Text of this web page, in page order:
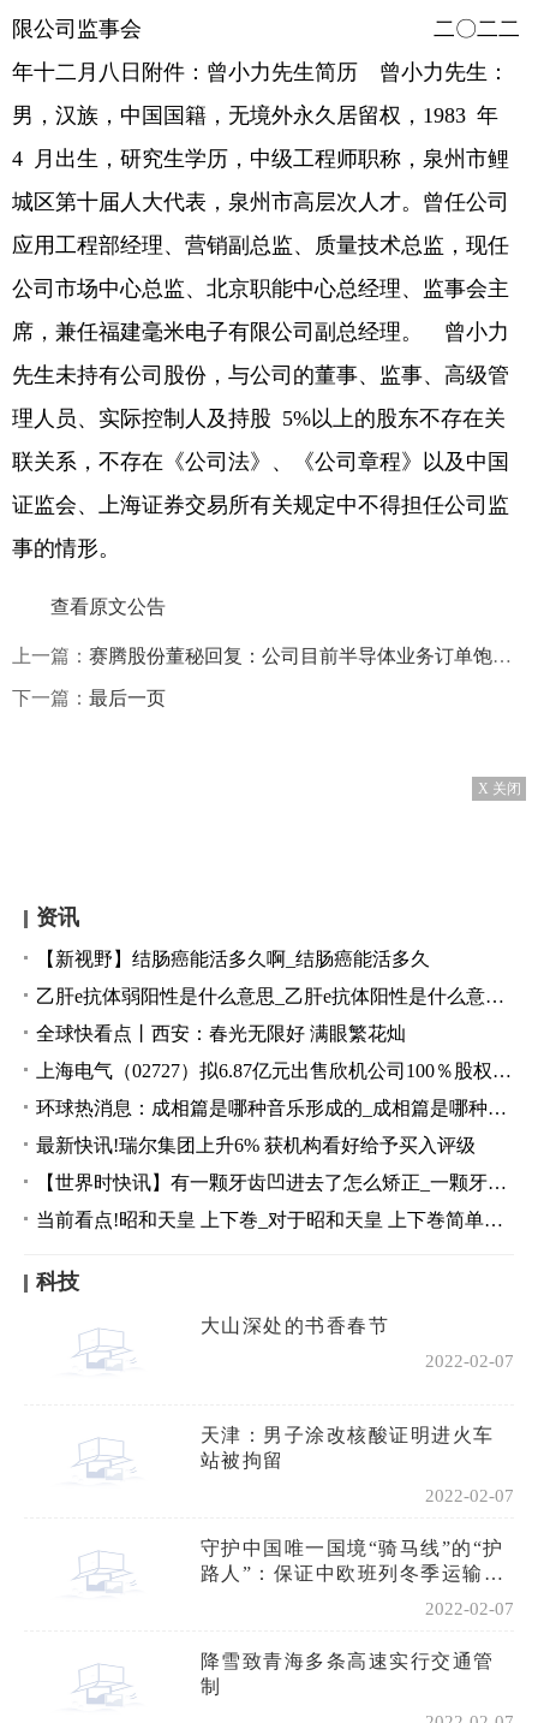
限公司监事会 二〇二二
年十二月八日附件：曾小力先生简历 曾小力先生：
男，汉族，中国国籍，无境外永久居留权，1983 年
4 月出生，研究生学历，中级工程师职称，泉州市鲤
城区第十届人大代表，泉州市高层次人才。曾任公司
应用工程部经理、营销副总监、质量技术总监，现任
公司市场中心总监、北京职能中心总经理、监事会主
席，兼任福建毫米电子有限公司副总经理。 曾小力
先生未持有公司股份，与公司的董事、监事、高级管
理人员、实际控制人及持股 5%以上的股东不存在关
联关系，不存在《公司法》、《公司章程》以及中国
证监会、上海证券交易所有关规定中不得担任公司监
事的情形。
查看原文公告
上一篇： 赛腾股份董秘回复：公司目前半导体业务订单饱满 天天资讯
下一篇： 最后一页
X 关闭
资讯
【新视野】结肠癌能活多久啊_结肠癌能活多久
乙肝e抗体弱阳性是什么意思_乙肝e抗体阳性是什么意思 每日时讯
全球快看点丨西安：春光无限好 满眼繁花灿
上海电气（02727）拟6.87亿元出售欣机公司100％股权 环球新要闻
环球热消息：成相篇是哪种音乐形成的_成相篇是哪种音乐形式
最新快讯!瑞尔集团上升6% 获机构看好给予买入评级
【世界时快讯】有一颗牙齿凹进去了怎么矫正_一颗牙齿歪了可以单独矫正吗
当前看点!昭和天皇 上下巻_对于昭和天皇 上下巻简单介绍
科技
大山深处的书香春节
2022-02-07
天津：男子涂改核酸证明进火车
站被拘留
2022-02-07
守护中国唯一国境“骑马线”的“护
路人”：保证中欧班列冬季运输安
2022-02-07
降雪致青海多条高速实行交通管
制